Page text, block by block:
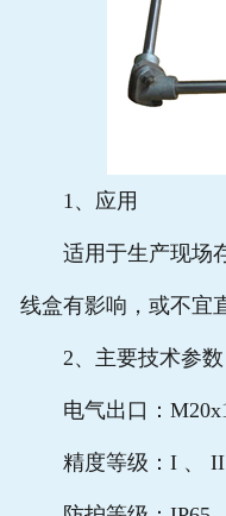
1、应用
适用于生产现场存
线盒有影响，或不宜
2、主要技术参数
电气出口：
精度等级：I 、 II